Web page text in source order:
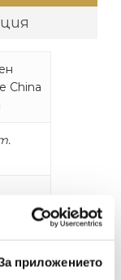
приложението
China
и
ЗА ДОМА И